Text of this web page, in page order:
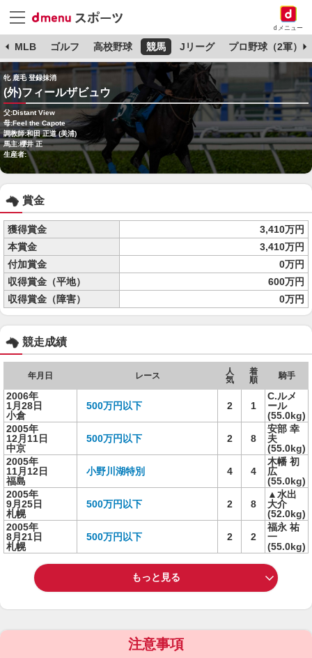
dメニュー
MLB ゴルフ 高校野球 競馬 Jリーグ プロ野球（2軍）
牝 鹿毛 登録抹消
(外)フィールザビュウ
父:Distant View
母:Feel the Capote
調教師:和田 正道 (美浦)
馬主:櫻井 正
生産者:
賞金
獲得賞金
3,410万円
本賞金
3,410万円
付加賞金
0万円
収得賞金（平地）
600万円
収得賞金（障害）
0万円
競走成績
年月日 レース
人
気
着
順
騎手
2006年
1月28日
小倉
500万円以下 2 1
C.ルメ
ール
(55.0kg)
2005年
12月11日
中京
500万円以下 2 8
安部 幸
夫
(55.0kg)
2005年
11月12日
福島
小野川湖特別 4 4
木幡 初
広
(55.0kg)
2005年
9月25日
札幌
500万円以下 2 8
▲水出
大介
(52.0kg)
2005年
8月21日
札幌
500万円以下 2 2
福永 祐
一
(55.0kg)
もっと見る
注意事項